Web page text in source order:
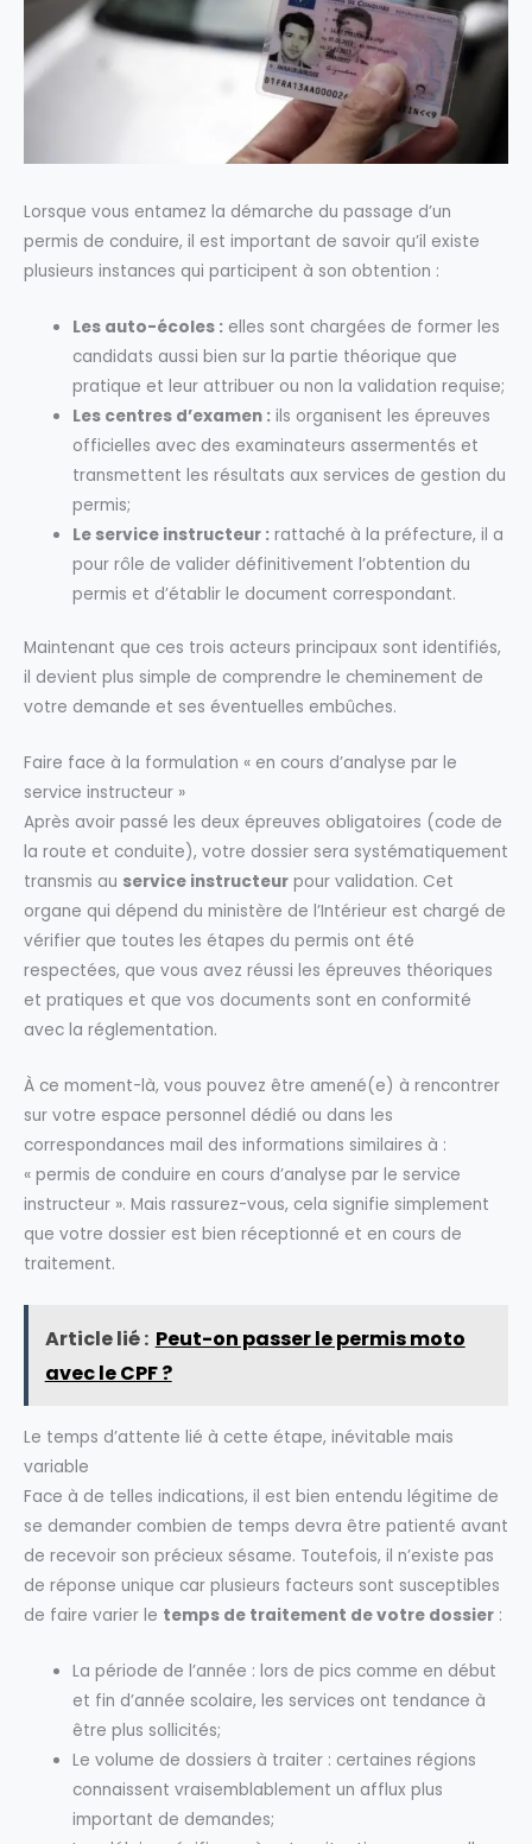
Lorsque vous entamez la démarche du passage d’un
permis de conduire, il est important de savoir qu’il existe
plusieurs instances qui participent à son obtention :
Les auto-écoles : elles sont chargées de former les
candidats aussi bien sur la partie théorique que
pratique et leur attribuer ou non la validation requise;
Les centres d’examen : ils organisent les épreuves
officielles avec des examinateurs assermentés et
transmettent les résultats aux services de gestion du
permis;
Le service instructeur : rattaché à la préfecture, il a
pour rôle de valider définitivement l’obtention du
permis et d’établir le document correspondant.
Maintenant que ces trois acteurs principaux sont identifiés,
il devient plus simple de comprendre le cheminement de
votre demande et ses éventuelles embûches.
Faire face à la formulation « en cours d’analyse par le
service instructeur »
Après avoir passé les deux épreuves obligatoires (code de
la route et conduite), votre dossier sera systématiquement
transmis au service instructeur pour validation. Cet
organe qui dépend du ministère de l’Intérieur est chargé de
vérifier que toutes les étapes du permis ont été
respectées, que vous avez réussi les épreuves théoriques
et pratiques et que vos documents sont en conformité
avec la réglementation.
À ce moment-là, vous pouvez être amené(e) à rencontrer
sur votre espace personnel dédié ou dans les
correspondances mail des informations similaires à :
« permis de conduire en cours d’analyse par le service
instructeur ». Mais rassurez-vous, cela signifie simplement
que votre dossier est bien réceptionné et en cours de
traitement.
Article lié : Peut-on passer le permis moto
avec le CPF ?
Le temps d’attente lié à cette étape, inévitable mais
variable
Face à de telles indications, il est bien entendu légitime de
se demander combien de temps devra être patienté avant
de recevoir son précieux sésame. Toutefois, il n’existe pas
de réponse unique car plusieurs facteurs sont susceptibles
de faire varier le temps de traitement de votre dossier :
La période de l’année : lors de pics comme en début
et fin d’année scolaire, les services ont tendance à
être plus sollicités;
Le volume de dossiers à traiter : certaines régions
connaissent vraisemblablement un afflux plus
important de demandes;